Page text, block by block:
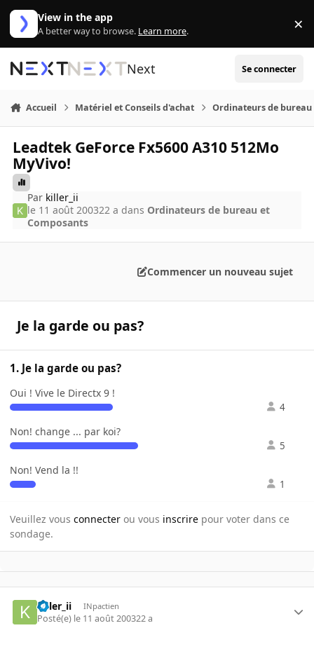
Aller au contenu
View in the app
A better way to browse. Learn more. ×
Next Se connecter
Accueil Matériel et Conseils d'achat Ordinateurs de bureau
Leadtek GeForce Fx5600 A310 512Mo
MyVivo!
Par killer_ii
le 11 août 200322 a dans Ordinateurs de bureau et
Composants
Commencer un nouveau sujet
Je la garde ou pas?
1. Je la garde ou pas?
Oui ! Vive le Directx 9 !
4
Non! change ... par koi?
5
Non! Vend la !!
1
Veuillez vous connecter ou vous inscrire pour voter dans ce
sondage.
killer_ii INpactien
Posté(e) le 11 août 200322 a